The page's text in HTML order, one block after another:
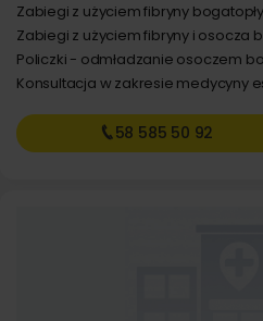
Zabiegi z użyciem fibryny
Zabiegi z użyciem fibryny i osocza
Policzki - odmładzanie osoczem
Konsultacja w zakresie medycyny
58 585 50 92